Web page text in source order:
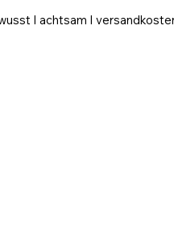
I achtsam I